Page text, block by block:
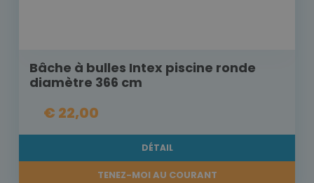
Bâche à bulles Intex piscine ronde
diamètre 366 cm
€ 22,00
DÉTAIL
TENEZ-MOI AU COURANT